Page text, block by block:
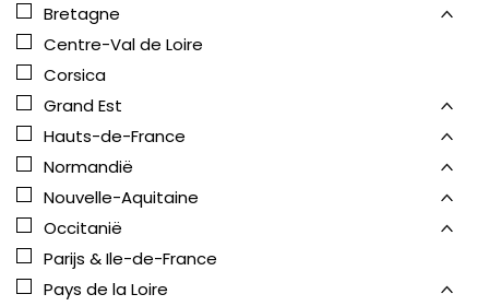
Bretagne
Centre-Val de Loire
Corsica
Grand Est
Hauts-de-France
Normandië
Nouvelle-Aquitaine
Occitanië
Parijs & Ile-de-France
Pays de la Loire